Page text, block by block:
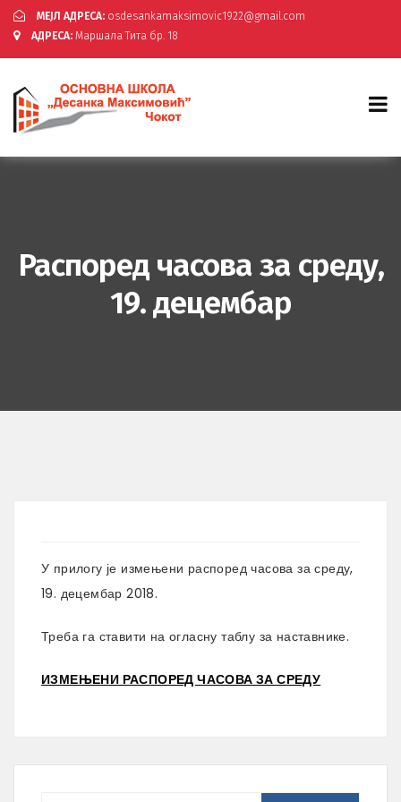
МЕЈЛ АДРЕСА: osdesankamaksimovic1922@gmail.com
АДРЕСА: Маршала Тита бр. 18
Распоред часова за среду,
19. децембар
У прилогу је измењени распоред часова за среду,
19. децембар 2018.
Треба га ставити на огласну таблу за наставнике.
ИЗМЕЊЕНИ РАСПОРЕД ЧАСОВА ЗА СРЕДУ